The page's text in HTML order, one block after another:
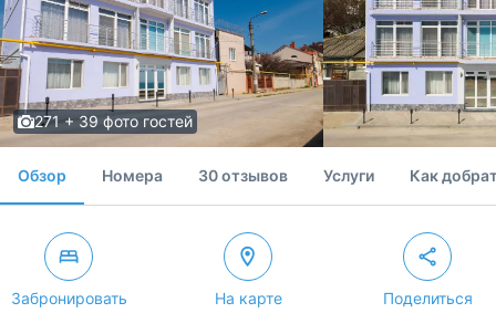
271 + 39 фото гостей
Обзор Номера 30 отзывов Услуги Как
Забронировать На карте Поделиться